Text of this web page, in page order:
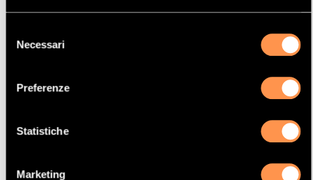
delNecessari
Preferenze
Statistiche
Marketing